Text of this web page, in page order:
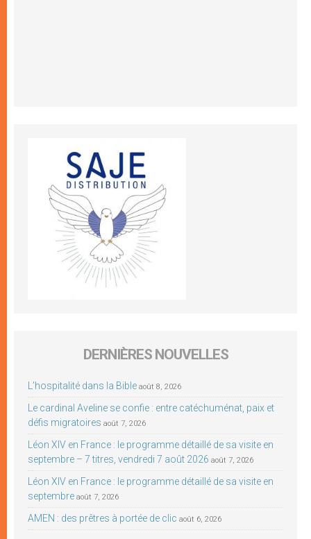
DERNIÈRES NOUVELLES
L’hospitalité dans la Bible août 8, 2026
Le cardinal Aveline se confie : entre catéchuménat, paix et
défis migratoires août 7, 2026
Léon XIV en France : le programme détaillé de sa visite en
septembre – 7 titres, vendredi 7 août 2026 août 7, 2026
Léon XIV en France : le programme détaillé de sa visite en
septembre août 7, 2026
AMEN : des prêtres à portée de clic août 6, 2026